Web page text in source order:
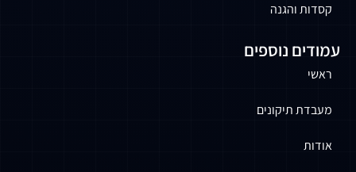
קסדות והגנה
עמודים נוספים
ראשי
מעבדת תיקונים
אודות